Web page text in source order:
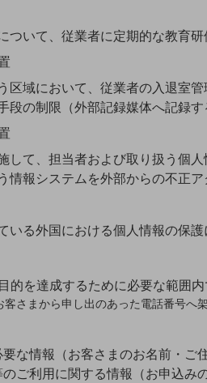
ついて、従業者に定期的な教育研
区域において、従業者の入退室
段の制限（外部記録媒体へ記録
して、担当者および取り扱う個
情報システムを外部からの不正
いる外国における個人情報の保
的を達成するために必要な範囲
さまから申し出のあった電話番号へ
な情報（お客さまのお名前・ご住
ご利用に関する情報（お申込み